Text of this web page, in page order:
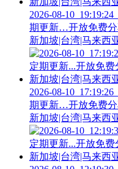
2026-08-
期更新…开放免费分
新加坡|台湾|马来西
2026-08-
期更新…开放免费分
新加坡|台湾|马来西